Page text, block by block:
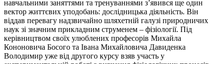
навчальними заняттями та тренуваннями з’явився ще один
вектор життєвих уподобань: дослідницька діяльність. Він
віддав перевагу надзвичайно шляхетній галузі природничих
наук зі значним прикладним струменем – фізіології. Під
керівництвом своїх улюблених професорів Михайла
Кононовича Босого та Івана Михайловича Давиденка
Володимир уже від другого курсу взяв участь у